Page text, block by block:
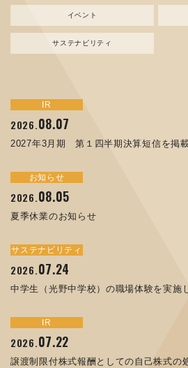
イベント
サステナビリティ
IR
2026.08.07
2027年3月期 第１四半期決算短信を掲
お知らせ
2026.08.05
夏季休業のお知らせ
サステナビリティ
2026.07.24
中学生（光野中学校）の職場体験を実施
IR
2026.07.22
譲渡制限付株式報酬としての自己株式の
新規事業
2024.04.10
資源ごみAI 自動選別機 販売開始のお知
お知らせ
2026.08.05
夏季休業のお知らせ
お知らせ
2025.11.17
コラムを更新しました：MECT2025(メカ
お知らせ
2025. 09.02
お知らせ
2025.05.29
トピックス
2026.07.17
ORANGE NEWS Vol. 014を掲載しまし
トピックス
2026.04.17
ORANGE NEWS Vol. 013を掲載しました
トピックス
2025.10.01
高松流技Vol.25を掲載しました
トピックス
2025.09.10
ORANGE NEWS Vol. 011を掲載しまし
イベント
2026.04.03
MEX金沢2026 出展のご案内 ※終了し
イベント
2025.08.29
MECT 2025 出展のご案内 ※終了しまし
イベント
2025.04.16
MEX金沢2025 出展のご案内 ※終了し
イベント
2024.09.26
JIMTOF2024 出展のご案内 ※終了し
IR
2026.08.07
2027年3月期 第１四半期決算短信を掲
IR
2026.07.22
譲渡制限付株式報酬としての自己株式の
IR
2026. 07.07
IR
2026.07.01
サステナビリティ
2026.07.24
中学生（光野中学校）の職場体験を実施
サステナビリティ
2026.06.12
人材戦略を策定しました
サステナビリティ
2026.03.26
「健康経営優良法人２０２６（大規模法
サステナビリティ
2025.12.09